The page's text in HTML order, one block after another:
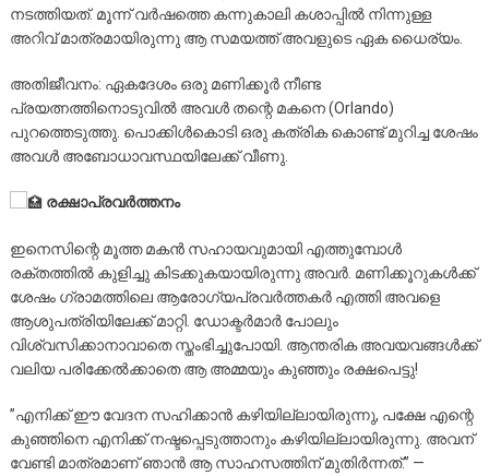
നടത്തിയത്. മൂന്ന് വർഷത്തെ കന്നുകാലി കശാപ്പിൽ നിന്നുള്ള
അറിവ് മാത്രമായിരുന്നു ആ സമയത്ത് അവളുടെ ഏക ധൈര്യം.
​അതിജീവനം: ഏകദേശം ഒരു മണിക്കൂർ നീണ്ട
പ്രയത്നത്തിനൊടുവിൽ അവൾ തന്റെ മകനെ (Orlando)
പുറത്തെടുത്തു. പൊക്കിൾകൊടി ഒരു കത്രിക കൊണ്ട് മുറിച്ച ശേഷം
അവൾ അബോധാവസ്ഥയിലേക്ക് വീണു.
രക്ഷാപ്രവർത്തനം
​ഇനെസിന്റെ മൂത്ത മകൻ സഹായവുമായി എത്തുമ്പോൾ
രക്തത്തിൽ കുളിച്ചു കിടക്കുകയായിരുന്നു അവർ. മണിക്കൂറുകൾക്ക്
ശേഷം ഗ്രാമത്തിലെ ആരോഗ്യപ്രവർത്തകർ എത്തി അവളെ
ആശുപത്രിയിലേക്ക് മാറ്റി. ഡോക്ടർമാർ പോലും
വിശ്വസിക്കാനാവാതെ സ്തംഭിച്ചുപോയി. ആന്തരിക അവയവങ്ങൾക്ക്
വലിയ പരിക്കേൽക്കാതെ ആ അമ്മയും കുഞ്ഞും രക്ഷപെട്ടു!
​”എനിക്ക് ഈ വേദന സഹിക്കാൻ കഴിയില്ലായിരുന്നു, പക്ഷേ എന്റെ
കുഞ്ഞിനെ എനിക്ക് നഷ്ടപ്പെടുത്താനും കഴിയില്ലായിരുന്നു. അവന്
വേണ്ടി മാത്രമാണ് ഞാൻ ആ സാഹസത്തിന് മുതിർന്നത്.” —